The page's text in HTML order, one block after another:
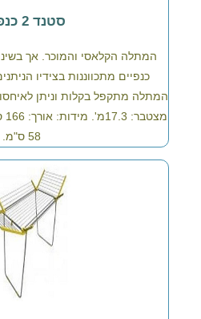
סטנד 2 כנפיים
המתלה הקלאסי והמוכר. אך
כנפיים מתכווננות בצידיו
58 ס"מ.